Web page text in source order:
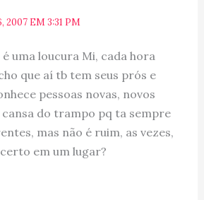
2007 EM 3:31 PM
é uma loucura Mi, cada hora
que aí tb tem seus prós e
pessoas novas, novos
cansa do trampo pq ta sempre
mas não é ruim, as vezes,
em um lugar?